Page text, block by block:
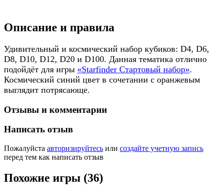
Описание и правила
Удивительный и космический набор кубиков: D4, D6,
D8, D10, D12, D20 и D100. Данная тематика отлично
подойдёт для игры «Starfinder Стартовый набор».
Космический синий цвет в сочетании с оранжевым
выглядит потрясающе.
Отзывы и комментарии
Написать отзыв
Пожалуйста авторизируйтесь или создайте учетную запись
перед тем как написать отзыв
Похожие игры (36)